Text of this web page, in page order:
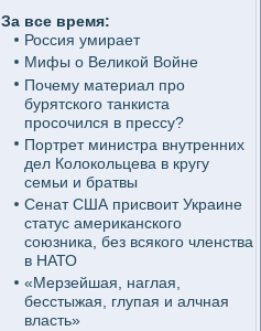
За все время:
Россия умирает
Мифы о Великой Войне
Почему материал про
бурятского танкиста
просочился в прессу?
Портрет министра внутренних
дел Колокольцева в кругу
семьи и братвы
Сенат США присвоит Украине
статус американского
союзника, без всякого членства
в НАТО
«Мерзейшая, наглая,
бесстыжая, глупая и алчная
власть»